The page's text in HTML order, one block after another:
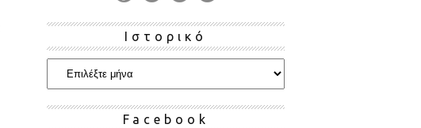
Ιστορικό
Facebook